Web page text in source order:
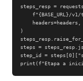
steps_resp =
f"{BASE_URL}/v1/
    headers=headers,
)
steps =
step_id =
print(f"Etapa a